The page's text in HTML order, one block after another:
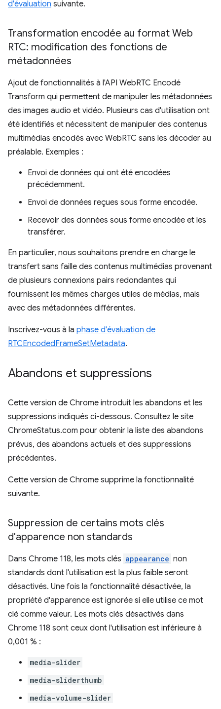
d'évaluation suivante.
Transformation encodée au format Web
RTC: modification des fonctions de
métadonnées
Ajout de fonctionnalités à l'API WebRTC Encodé
Transform qui permettent de manipuler les métadonnées
des images audio et vidéo. Plusieurs cas d'utilisation ont
été identifiés et nécessitent de manipuler des contenus
multimédias encodés avec WebRTC sans les décoder au
préalable. Exemples :
Envoi de données qui ont été encodées
précédemment.
Envoi de données reçues sous forme encodée.
Recevoir des données sous forme encodée et les
transférer.
En particulier, nous souhaitons prendre en charge le
transfert sans faille des contenus multimédias provenant
de plusieurs connexions pairs redondantes qui
fournissent les mêmes charges utiles de médias, mais
avec des métadonnées différentes.
Inscrivez-vous à la phase d'évaluation de
RTCEncodedFrameSetMetadata.
Abandons et suppressions
Cette version de Chrome introduit les abandons et les
suppressions indiqués ci-dessous. Consultez le site
ChromeStatus.com pour obtenir la liste des abandons
prévus, des abandons actuels et des suppressions
précédentes.
Cette version de Chrome supprime la fonctionnalité
suivante.
Suppression de certains mots clés
d'apparence non standards
Dans Chrome 118, les mots clés appearance non
standards dont l'utilisation est la plus faible seront
désactivés. Une fois la fonctionnalité désactivée, la
propriété d'apparence est ignorée si elle utilise ce mot
clé comme valeur. Les mots clés désactivés dans
Chrome 118 sont ceux dont l'utilisation est inférieure à
0,001 % :
media-slider
media-sliderthumb
media-volume-slider